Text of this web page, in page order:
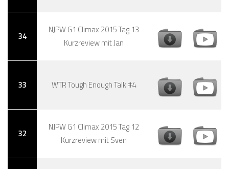
34
NJPW G1 Climax 2015 Tag 13
Kurzreview mit Jan
33 WTR Tough Enough Talk #4
32
NJPW G1 Climax 2015 Tag 12
Kurzreview mit Sven